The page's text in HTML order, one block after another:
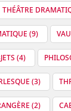
THÉÂTRE
(9)
(4)
(3)
(2)